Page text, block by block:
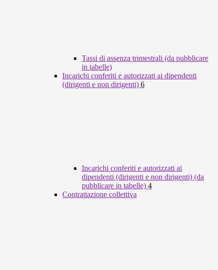
Tassi di assenza trimestrali (da pubblicare
in tabelle)
Incarichi conferiti e autorizzati ai dipendenti
(dirigenti e non dirigenti) 6
Incarichi conferiti e autorizzati ai
dipendenti (dirigenti e non dirigenti) (da
pubblicare in tabelle) 4
Contrattazione collettiva